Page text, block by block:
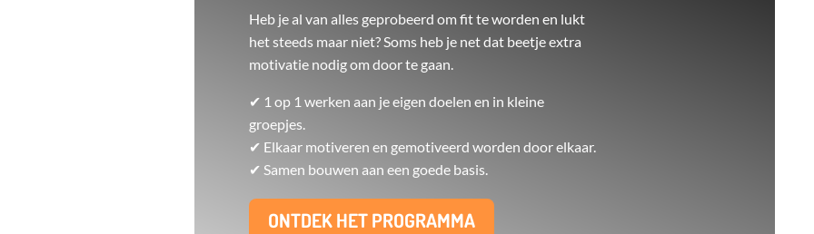
Heb je al van alles geprobeerd om fit te worden en lukt
het steeds maar niet? Soms heb je net dat beetje extra
motivatie nodig om door te gaan.
✔ 1 op 1 werken aan je eigen doelen en in kleine
groepjes.
✔ Elkaar motiveren en gemotiveerd worden door elkaar.
✔ Samen bouwen aan een goede basis.
ONTDEK HET PROGRAMMA